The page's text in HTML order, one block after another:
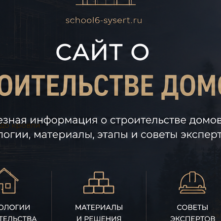
кровли